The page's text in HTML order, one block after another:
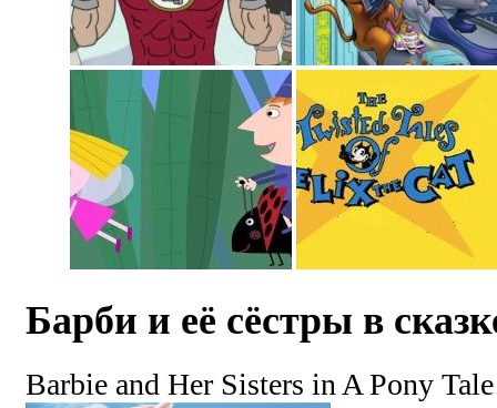
Барби и её сёстры в
Barbie and Her Sisters in A Pony Tale